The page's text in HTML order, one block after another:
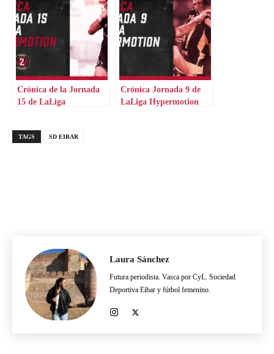
Crónica de la Jornada
15 de LaLiga
Crónica Jornada 9 de
LaLiga Hypermotion
TAGS SD EIBAR
Laura Sánchez
Futura periodista. Vasca por CyL. Sociedad
Deportiva Eibar y fútbol femenino.